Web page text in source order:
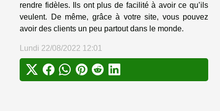
rendre fidèles. Ils ont plus de facilité à avoir ce qu’ils
veulent. De même, grâce à votre site, vous pouvez
avoir des clients un peu partout dans le monde.
Lundi 22/08/2022 12:01